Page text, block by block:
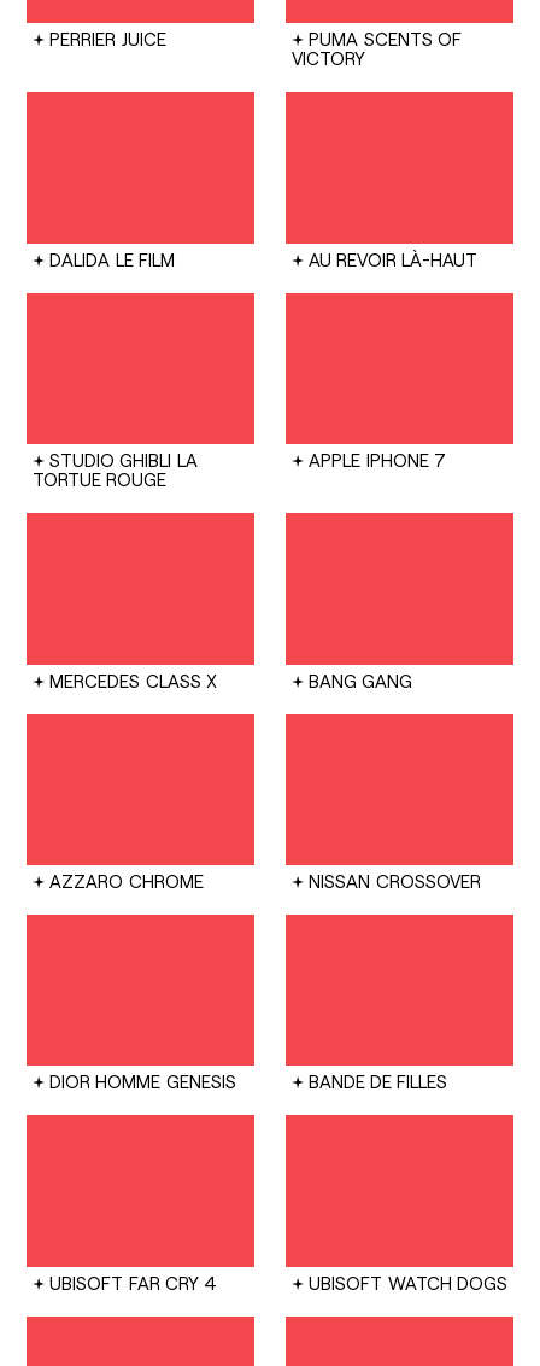
PERRIER JUICE PUMA SCENTS OF
VICTORY
DALIDA LE FILM AU REVOIR LÀ-HAUT
STUDIO GHIBLI LA
TORTUE ROUGE
APPLE IPHONE 7
MERCEDES CLASS X BANG GANG
AZZARO CHROME NISSAN CROSSOVER
DIOR HOMME GENESIS BANDE DE FILLES
UBISOFT FAR CRY 4 UBISOFT WATCH DOGS